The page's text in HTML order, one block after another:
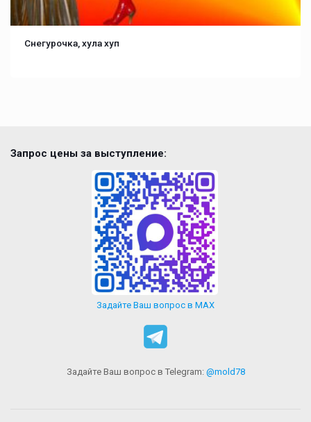
Снегурочка, хула хуп
Запрос цены за выступление:
Задайте Ваш вопрос в MAX
Задайте Ваш вопрос в Telegram: @mold78